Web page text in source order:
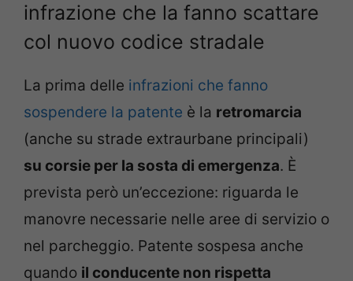
infrazione che la fanno scattare
col nuovo codice stradale
La prima delle infrazioni che fanno
sospendere la patente è la retromarcia
(anche su strade extraurbane principali)
su corsie per la sosta di emergenza. È
prevista però un’eccezione: riguarda le
manovre necessarie nelle aree di servizio o
nel parcheggio. Patente sospesa anche
quando il conducente non rispetta